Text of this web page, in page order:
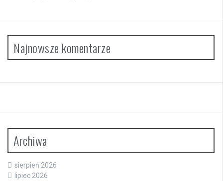
Najnowsze komentarze
Archiwa
sierpień 2026
lipiec 2026